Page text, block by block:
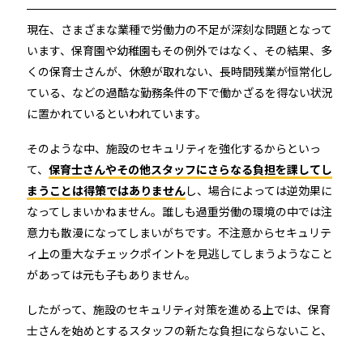
現在、さまざまな業種で労働力の不足が深刻な問題となって
います、保育園や幼稚園もその例外ではなく、その結果、多
くの保育士さんが、休憩が取れない、長時間残業が恒常化し
ている、などの過酷な勤務条件の下で働かざるを得ない状況
に置かれているといわれています。
そのような中、施設のセキュリティを強化するからといっ
て、 保育士さんやその他スタッフにさらなる負担を課してし
まうことは得策ではありませんし、場合によっては逆効果に
なってしまいかねません。誰しも過重労働の環境の中では注
意力も散漫になってしまいがちです。不注意からセキュリテ
ィ上の重大なチェックポイントを見逃してしまうようなこと
があっては元も子もありません。
したがって、施設のセキュリティ対策を進める上では、保育
士さんを始めとするスタッフの新たな負担にならないこと、